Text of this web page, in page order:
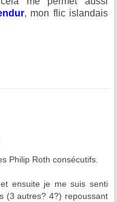
, mon flic islandais
Philip Roth consécutifs.
ensuite je me suis senti
(3 autres? 4?) repoussant